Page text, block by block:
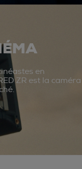
en
ZR est la caméra